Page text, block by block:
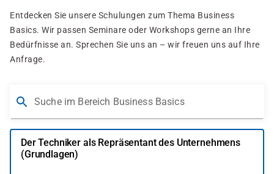
Entdecken Sie unsere Schulungen zum Thema Business
Basics. Wir passen Seminare oder Workshops gerne an Ihre
Bedürfnisse an. Sprechen Sie uns an – wir freuen uns auf Ihre
Anfrage.
Suche im Bereich Business Basics
Der Techniker als Repräsentant des Unternehmens
(Grundlagen)